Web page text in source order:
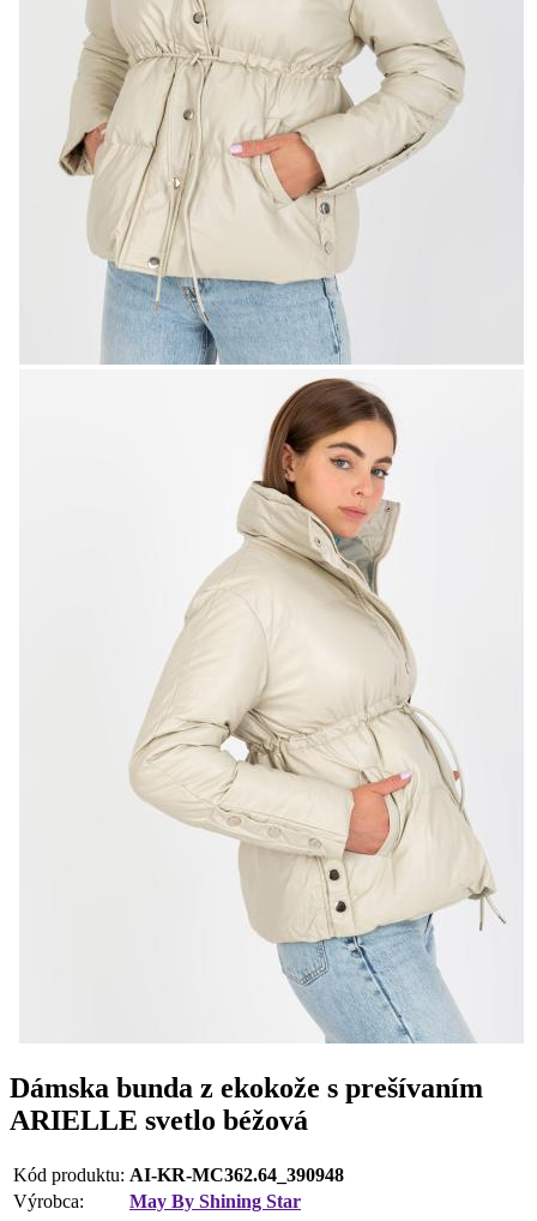
Dámska bunda z ekokože s prešívaním
ARIELLE svetlo béžová
Kód produktu: AI-KR-MC362.64_390948
Výrobca:
May By Shining Star